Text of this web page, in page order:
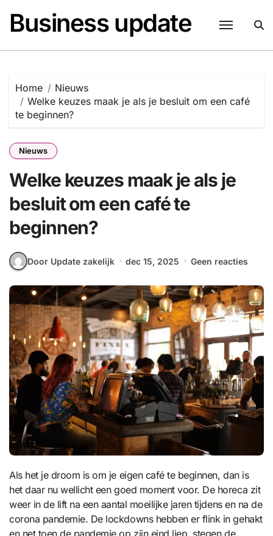
inhoud
Business update
Home
Nieuws
Welke keuzes maak je als je besluit om een café
te beginnen?
Nieuws
Welke keuzes maak je als je
besluit om een café te
beginnen?
Door Update zakelijk dec 15, 2025 Geen reacties
Als het je droom is om je eigen café te beginnen, dan is
het daar nu wellicht een goed moment voor. De horeca zit
weer in de lift na een aantal moeilijke jaren tijdens en na de
corona pandemie. De lockdowns hebben er flink in gehakt